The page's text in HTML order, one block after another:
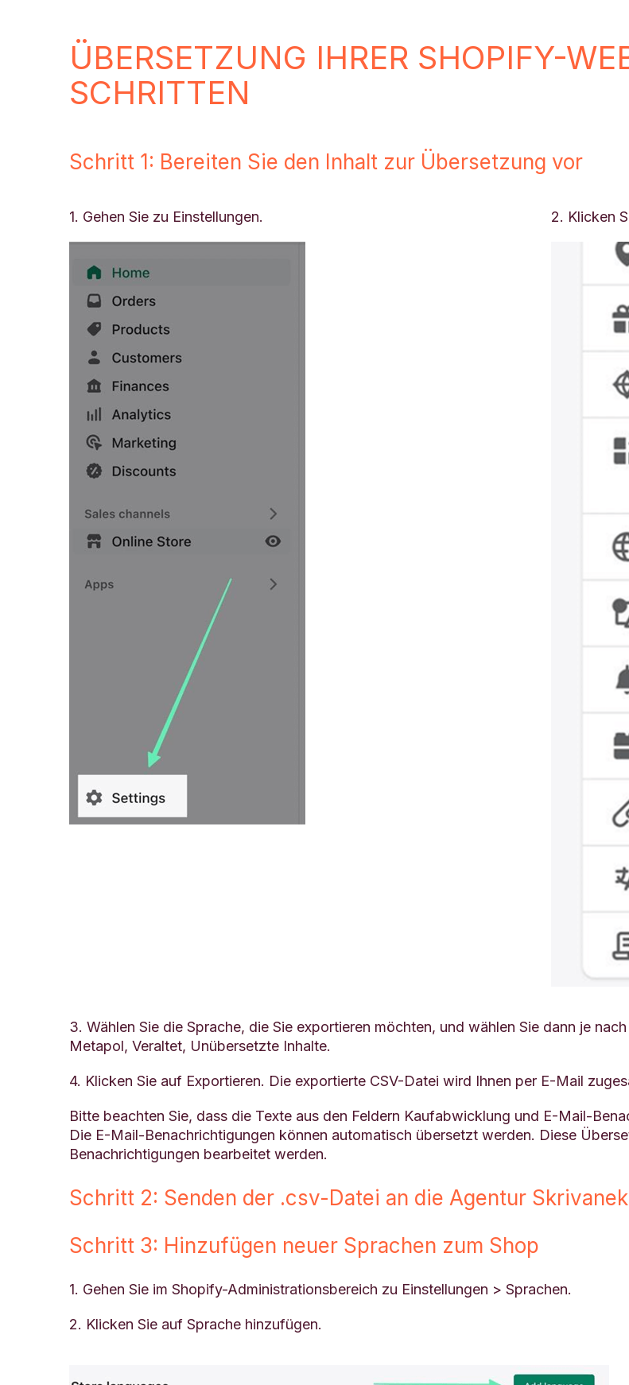
ÜBERSETZUNG IHRER SHOPIFY-
SCHRITTEN
Schritt 1: Bereiten Sie den Inhalt zur Übersetzung vor
1. Gehen Sie zu Einstellungen. 2. Klicken
3. Wählen Sie die Sprache, die Sie exportieren möchten, und wählen Sie dann je
Metapol, Veraltet, Unübersetzte Inhalte.
4. Klicken Sie auf Exportieren. Die exportierte CSV-Datei wird Ihnen per E-Mail
Bitte beachten Sie, dass die Texte aus den Feldern Kaufabwicklung und E-Mail-
Die E-Mail-Benachrichtigungen können automatisch übersetzt werden. Diese
Benachrichtigungen bearbeitet werden.
Schritt 2: Senden der .csv-Datei an die Agentur
Schritt 3: Hinzufügen neuer Sprachen zum Shop
1. Gehen Sie im Shopify-Administrationsbereich zu Einstellungen > Sprachen.
2. Klicken Sie auf Sprache hinzufügen.